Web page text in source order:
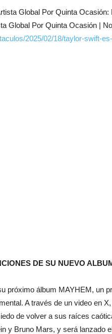
Global Por Quinta
Global Por Quinta Ocasión |
2025/02/18/taylor-swift-
DE SU NUEVO
próximo álbum MAYHEM, un
A través de un video en
de volver a sus raíces
y Bruno Mars, y será lanzado